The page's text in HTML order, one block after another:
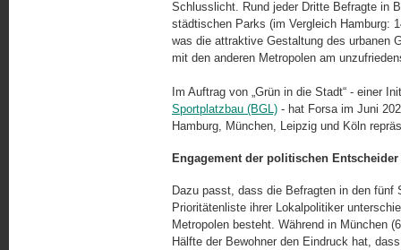
Schlusslicht. Rund jeder Dritte Befragte in
städtischen Parks (im Vergleich Hamburg:
was die attraktive Gestaltung des urbanen
mit den anderen Metropolen am
Im Auftrag von „Grün in die Stadt“ - einer
Sportplatzbau (BGL) - hat Forsa im Juni
Hamburg, München, Leipzig und Köln
Engagement der politischen
Dazu passt, dass die Befragten in den fünf
Prioritätenliste ihrer Lokalpolitiker
Metropolen besteht. Während in München
Hälfte der Bewohner den Eindruck hat,